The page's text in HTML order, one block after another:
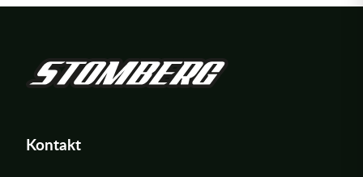
Kontakt